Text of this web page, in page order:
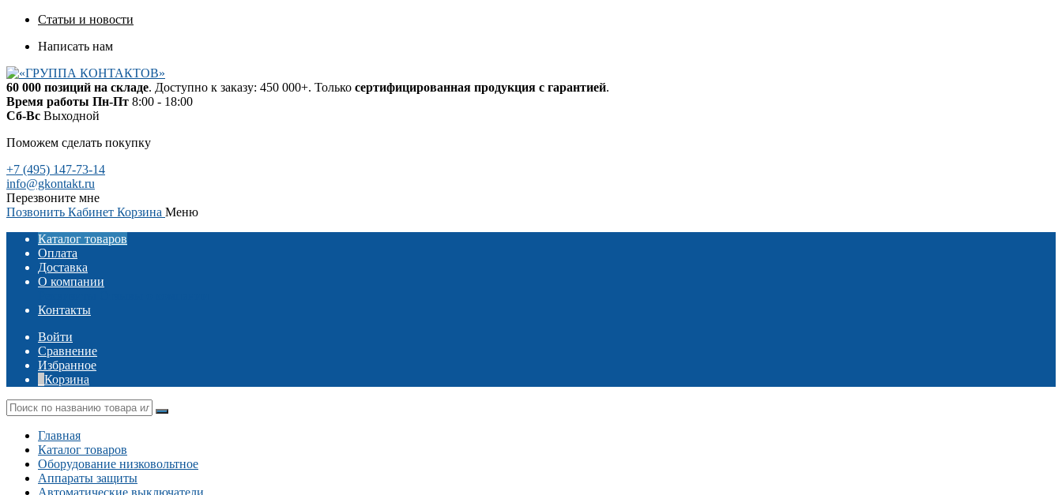
Статьи и новости
Написать нам
60 000 позиций на складе. Доступно к заказу: 450 000+. Только сертифицированная продукция с гарантией.
Время работы Пн-Пт 8:00 - 18:00
Сб-Вс Выходной
Поможем сделать покупку
+7 (495) 147-73-14
info@gkontakt.ru
Перезвоните мне
Позвонить Кабинет Корзина Меню
Каталог товаров
Оплата
Доставка
О компании
Контакты
Войти
Сравнение
Избранное
Корзина
Главная
Каталог товаров
Оборудование низковольтное
Аппараты защиты
Автоматические выключатели